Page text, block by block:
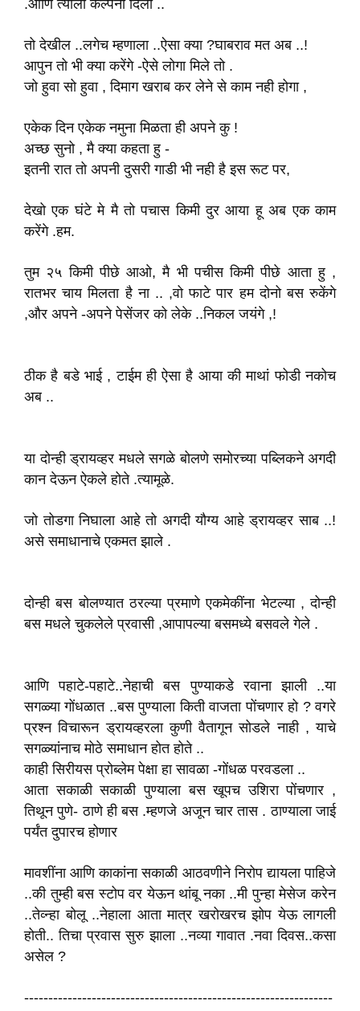
.आणि त्याला कल्पना दिली ..
तो देखील ..लगेच म्हणाला ..ऐसा क्या ?घाबराव मत अब ..!
आपुन तो भी क्या करेंगे -ऐसे लोगा मिले तो .
जो हुवा सो हुवा , दिमाग खराब कर लेने से काम नही होगा ,
एकेक दिन एकेक नमुना मिळता ही अपने कु !
अच्छ सुनो , मै क्या कहता हु -
इतनी रात तो अपनी दुसरी गाडी भी नही है इस रूट पर,
देखो एक घंटे मे मै तो पचास किमी दुर आया हू अब एक काम
करेंगे .हम.
तुम २५ किमी पीछे आओ, मै भी पचीस किमी पीछे आता हु ,
रातभर चाय मिलता है ना .. ,वो फाटे पार हम दोनो बस रुकेंगे
,और अपने -अपने पेसेंजर को लेके ..निकल जयंगे ,!
ठीक है बडे भाई , टाईम ही ऐसा है आया की माथां फोडी नकोच
अब ..
या दोन्ही ड्रायव्हर मधले सगळे बोलणे समोरच्या पब्लिकने अगदी
कान देऊन ऐकले होते .त्यामूळे.
जो तोडगा निघाला आहे तो अगदी यौग्य आहे ड्रायव्हर साब ..!
असे समाधानाचे एकमत झाले .
दोन्ही बस बोलण्यात ठरल्या प्रमाणे एकमेकींना भेटल्या , दोन्ही
बस मधले चुकलेले प्रवासी ,आपापल्या बसमध्ये बसवले गेले .
आणि पहाटे-पहाटे..नेहाची बस पुण्याकडे रवाना झाली ..या
सगळ्या गोंधळात ..बस पुण्याला किती वाजता पोंचणार हो ? वगरे
प्रश्न विचारून ड्रायव्हरला कुणी वैतागून सोडले नाही , याचे
सगळ्यांनाच मोठे समाधान होत होते ..
काही सिरीयस प्रोब्लेम पेक्षा हा सावळा -गोंधळ परवडला ..
आता सकाळी सकाळी पुण्याला बस खूपच उशिरा पोंचणार ,
तिथून पुणे- ठाणे ही बस .म्हणजे अजून चार तास . ठाण्याला जाई
पर्यंत दुपारच होणार
मावशींना आणि काकांना सकाळी आठवणीने निरोप द्यायला पाहिजे
..की तुम्ही बस स्टोप वर येऊन थांबू नका ..मी पुन्हा मेसेज करेन
..तेव्न्हा बोलू ..नेहाला आता मात्र खरोखरच झोप येऊ लागली
होती.. तिचा प्रवास सुरु झाला ..नव्या गावात .नवा दिवस..कसा
असेल ?
----------------------------------------------------------------